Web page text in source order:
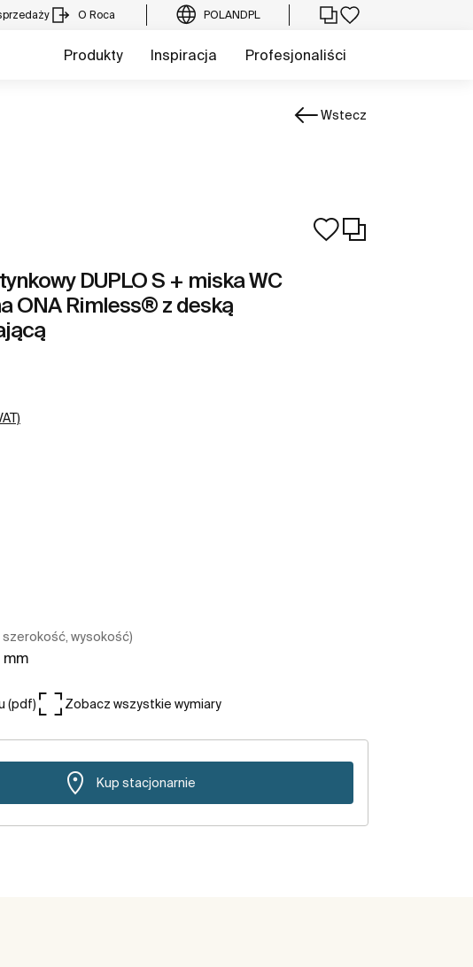
O Roca POLANDPL
Produkty Inspiracja Profesjonaliści
Wstecz
DUPLO S + miska WC
ONA Rimless® z deską
szerokość, wysokość)
mm
(pdf) Zobacz wszystkie wymiary
Kup stacjonarnie